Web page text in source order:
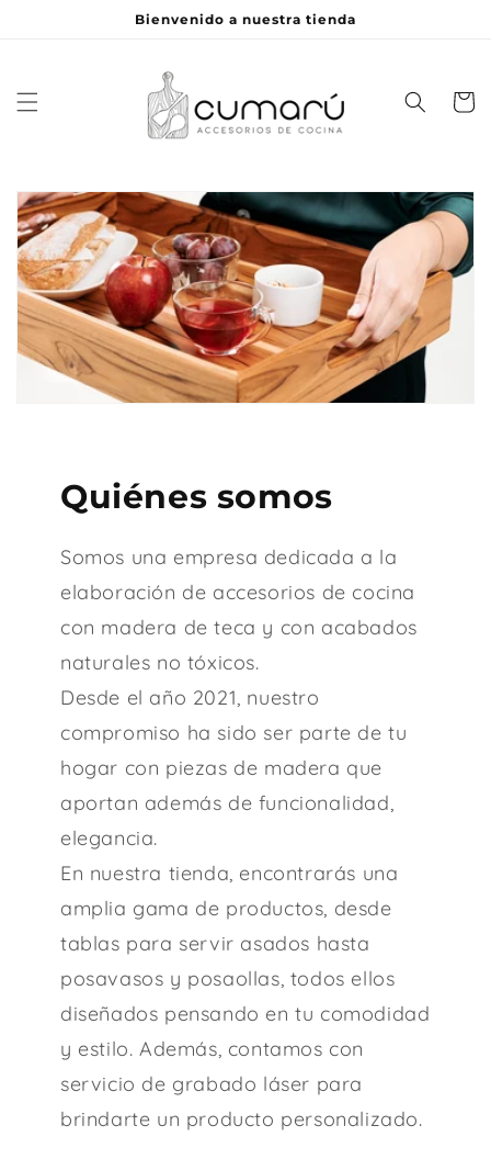
Bienvenido a nuestra tienda
Cart
Quiénes somos
Somos una empresa dedicada a la
elaboración de accesorios de cocina
con madera de teca y con acabados
naturales no tóxicos.
Desde el año 2021, nuestro
compromiso ha sido ser parte de tu
hogar con piezas de madera que
aportan además de funcionalidad,
elegancia.
En nuestra tienda, encontrarás una
amplia gama de productos, desde
tablas para servir asados hasta
posavasos y posaollas, todos ellos
diseñados pensando en tu comodidad
y estilo. Además, contamos con
servicio de grabado láser para
brindarte un producto personalizado.